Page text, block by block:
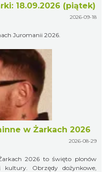
18.09.2026 (piątek)
2026-09-18
Juromanii 2026.
w Żarkach 2026
2026-08-29
2026 to święto plonów
Obrzędy dożynkowe,